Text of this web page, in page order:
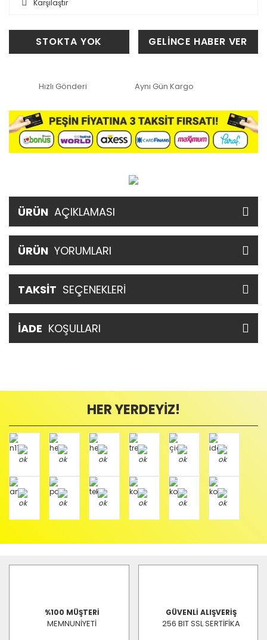
Karşılaştır
STOKTA YOK GELİNCE HABER VER
Hızlı Gönderi Aynı Gün Kargo
ÜRÜN AÇIKLAMASI
ÜRÜN YORUMLARI
TAKSİT SEÇENEKLERİ
İADE KOŞULLARI
HER YERDEYİZ!
%100 MÜŞTERİ
MEMNUNİYETİ
GÜVENLİ ALIŞVERİŞ
256 BIT SSL SERTİFİKA